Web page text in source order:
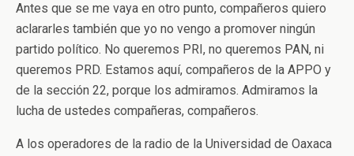
Antes que se me vaya en otro punto, compañeros quiero
aclararles también que yo no vengo a promover ningún
partido político. No queremos PRI, no queremos PAN, ni
queremos PRD. Estamos aquí, compañeros de la APPO y
de la sección 22, porque los admiramos. Admiramos la
lucha de ustedes compañeras, compañeros.
A los operadores de la radio de la Universidad de Oaxaca